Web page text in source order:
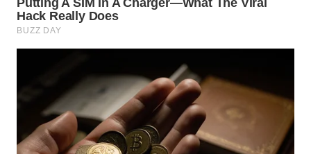
WN
INDRAMAYU
WN
KUNINGAN